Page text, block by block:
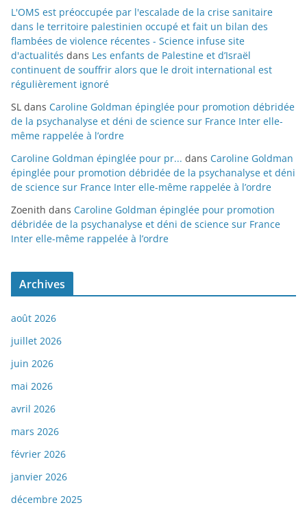
L'OMS est préoccupée par l'escalade de la crise sanitaire
dans le territoire palestinien occupé et fait un bilan des
flambées de violence récentes - Science infuse site
d'actualités dans Les enfants de Palestine et d’Israël
continuent de souffrir alors que le droit international est
régulièrement ignoré
SL dans Caroline Goldman épinglée pour promotion débridée
de la psychanalyse et déni de science sur France Inter elle-
même rappelée à l’ordre
Caroline Goldman épinglée pour pr... dans Caroline Goldman
épinglée pour promotion débridée de la psychanalyse et déni
de science sur France Inter elle-même rappelée à l’ordre
Zoenith dans Caroline Goldman épinglée pour promotion
débridée de la psychanalyse et déni de science sur France
Inter elle-même rappelée à l’ordre
Archives
août 2026
juillet 2026
juin 2026
mai 2026
avril 2026
mars 2026
février 2026
janvier 2026
décembre 2025